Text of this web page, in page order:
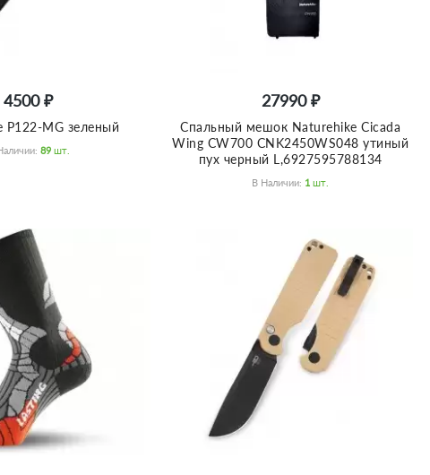
4500 ₽
P122-MG зеленый
89 Шт.
27990 ₽
Спальный мешок Naturehike Cicada
Wing CW700 CNK2450WS048 утиный
пух черный L,6927595788134
В Наличии: 1 Шт.